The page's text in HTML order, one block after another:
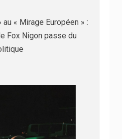
au « Mirage Européen » :
Fox Nigon passe du